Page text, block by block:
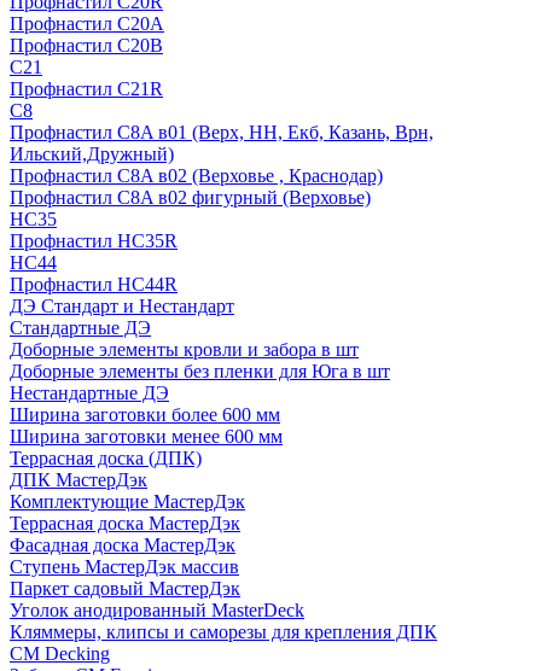
Профнастил С20А
Профнастил С20В
C21
Профнастил С21R
C8
Профнастил С8A в01 (Верх, НН, Екб, Казань, Врн,
Ильский,Дружный)
Профнастил С8A в02 (Верховье , Краснодар)
Профнастил С8A в02 фигурный (Верховье)
HС35
Профнастил HC35R
НС44
Профнастил НС44R
ДЭ Стандарт и Нестандарт
Стандартные ДЭ
Доборные элементы кровли и забора в шт
Доборные элементы без пленки для Юга в шт
Нестандартные ДЭ
Ширина заготовки более 600 мм
Ширина заготовки менее 600 мм
Террасная доска (ДПК)
ДПК МастерДэк
Комплектующие МастерДэк
Террасная доска МастерДэк
Фасадная доска МастерДэк
Ступень МастерДэк массив
Паркет садовый МастерДэк
Уголок анодированный MasterDeck
Кляммеры, клипсы и саморезы для крепления ДПК
CM Decking